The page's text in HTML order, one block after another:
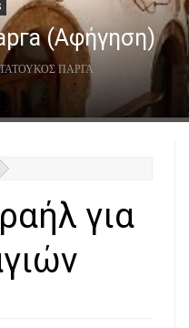
(Αφήγηση)
ΠΑΡΓΑ
για